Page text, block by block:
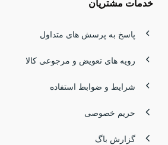
خدمات مشتریان
پاسخ به پرسش های متداول
رویه های تعویض و مرجوعی کالا
شرایط و ضوابط استفاده
حریم خصوصی
گزارش باگ